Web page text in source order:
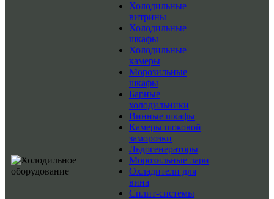
Холодильные
витрины
Холодильные
шкафы
Холодильные
камеры
Морозильные
шкафы
Барные
холодильники
Винные шкафы
Камеры шоковой
заморозки
Льдогенераторы
Морозильные лари
Охладители для
вина
Сплит-системы